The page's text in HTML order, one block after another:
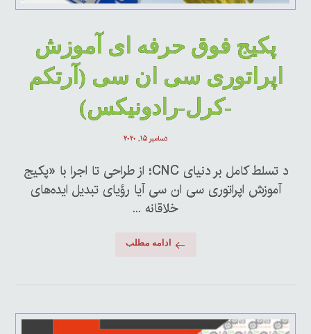
پکیج فوق حرفه ای آموزش
اپراتوری سی ان سی (آرتکم
-کرل-رادونیکس)
دسامبر ۱۵, ۲۰۲۰
د تسلط کامل بر دنیای CNC؛ از طراحی تا اجرا با «پکیج
آموزش اپراتوری سی ان سی آیا رؤیای تبدیل ایده‌های
خلاقانه ...
ادامه مطلب